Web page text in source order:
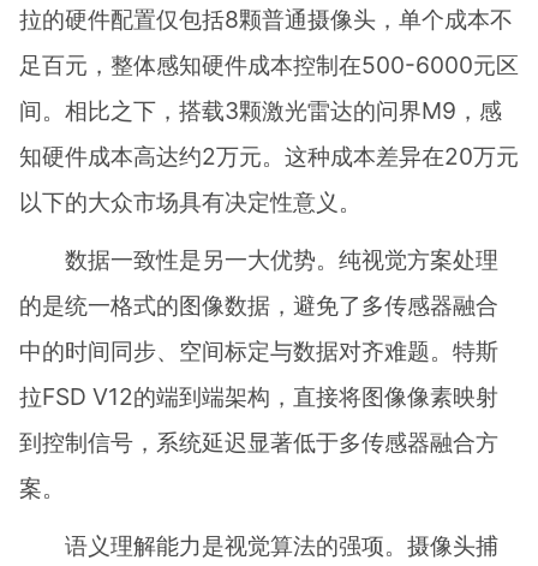
拉的硬件配置仅包括8颗普通摄像头，单个成本不
足百元，整体感知硬件成本控制在500-6000元区
间。相比之下，搭载3颗激光雷达的问界M9，感
知硬件成本高达约2万元。这种成本差异在20万元
以下的大众市场具有决定性意义。
数据一致性是另一大优势。纯视觉方案处理
的是统一格式的图像数据，避免了多传感器融合
中的时间同步、空间标定与数据对齐难题。特斯
拉FSD V12的端到端架构，直接将图像像素映射
到控制信号，系统延迟显著低于多传感器融合方
案。
语义理解能力是视觉算法的强项。摄像头捕